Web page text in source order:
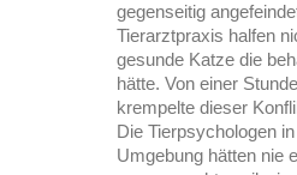
gegenseitig
Tierarztpraxis halfen
gesunde Katze die
hätte. Von einer
krempelte dieser
Die Tierpsychologen
Umgebung hätten nie